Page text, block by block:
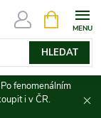
HLEDAT
NÁKUPNÍ
KOŠÍK
fenomenálním
i v ČR.